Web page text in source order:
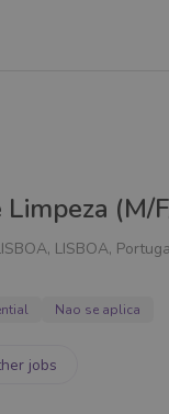
(M/
LISBOA,
Nao se aplica
jobs